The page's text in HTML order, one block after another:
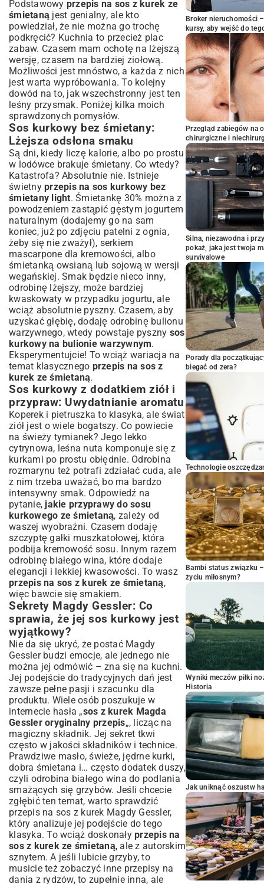
Podstawowy przepis na sos z kurek ze
śmietaną jest genialny, ale kto
powiedział, że nie można go trochę
podkręcić? Kuchnia to przecież plac
zabaw. Czasem mam ochotę na lżejszą
wersję, czasem na bardziej ziołową.
Możliwości jest mnóstwo, a każda z nich
jest warta wypróbowania. To kolejny
dowód na to, jak wszechstronny jest ten
leśny przysmak. Poniżej kilka moich
sprawdzonych pomysłów.
Sos kurkowy bez śmietany:
Lżejsza odsłona smaku
Są dni, kiedy liczę kalorie, albo po prostu
w lodówce brakuje śmietany. Co wtedy?
Katastrofa? Absolutnie nie. Istnieje
świetny przepis na sos kurkowy bez
śmietany light. Śmietankę 30% można z
powodzeniem zastąpić gęstym jogurtem
naturalnym (dodajemy go na sam
koniec, już po zdjęciu patelni z ognia,
żeby się nie zważył), serkiem
mascarpone dla kremowości, albo
śmietanką owsianą lub sojową w wersji
wegańskiej. Smak będzie nieco inny,
odrobinę lżejszy, może bardziej
kwaskowaty w przypadku jogurtu, ale
wciąż absolutnie pyszny. Czasem, aby
uzyskać głębię, dodaję odrobinę bulionu
warzywnego, wtedy powstaje pyszny sos
kurkowy na bulionie warzywnym.
Eksperymentujcie! To wciąż wariacja na
temat klasycznego przepis na sos z
kurek ze śmietaną.
Sos kurkowy z dodatkiem ziół i
przypraw: Uwydatnianie aromatu
Koperek i pietruszka to klasyka, ale świat
ziół jest o wiele bogatszy. Co powiecie
na świeży tymianek? Jego lekko
cytrynowa, leśna nuta komponuje się z
kurkami po prostu obłędnie. Odrobina
rozmarynu też potrafi zdziałać cuda, ale
z nim trzeba uważać, bo ma bardzo
intensywny smak. Odpowiedź na
pytanie, jakie przyprawy do sosu
kurkowego ze śmietaną, zależy od
waszej wyobraźni. Czasem dodaję
szczyptę gałki muszkatołowej, która
podbija kremowość sosu. Innym razem
odrobinę białego wina, które dodaje
elegancji i lekkiej kwasowości. To wasz
przepis na sos z kurek ze śmietaną,
więc bawcie się smakiem.
Sekrety Magdy Gessler: Co
sprawia, że jej sos kurkowy jest
wyjątkowy?
Nie da się ukryć, że postać Magdy
Gessler budzi emocje, ale jednego nie
można jej odmówić – zna się na kuchni.
Jej podejście do tradycyjnych dań jest
zawsze pełne pasji i szacunku dla
produktu. Wiele osób poszukuje w
internecie hasła „sos z kurek Magda
Gessler oryginalny przepis„, licząc na
magiczny składnik. Jej sekret tkwi
często w jakości składników i technice.
Prawdziwe masło, świeże, jędrne kurki,
dobra śmietana i… często dodatek duszy,
czyli odrobina białego wina do podlania
smażących się grzybów. Jeśli chcecie
zgłębić ten temat, warto sprawdzić
przepis na sos z kurek Magdy Gessler,
który analizuje jej podejście do tego
klasyka. To wciąż doskonały przepis na
sos z kurek ze śmietaną, ale z autorskim
sznytem. A jeśli lubicie grzyby, to
musicie też zobaczyć inne przepisy na
dania z rydzów, to zupełnie inna, ale
Broker nieruchomości
kursy, aby wejść do
Przegląd zabiegów na
chirurgiczne i
Silna, niezawodna i
pokaż, jaka jest twoja
survivalowe
Porady dla
biegać od zera?
Technologie
Bambi status związku
życiu miłosnym?
Wyniki meczów piłki
Historia
Jak uniknąć oszustw